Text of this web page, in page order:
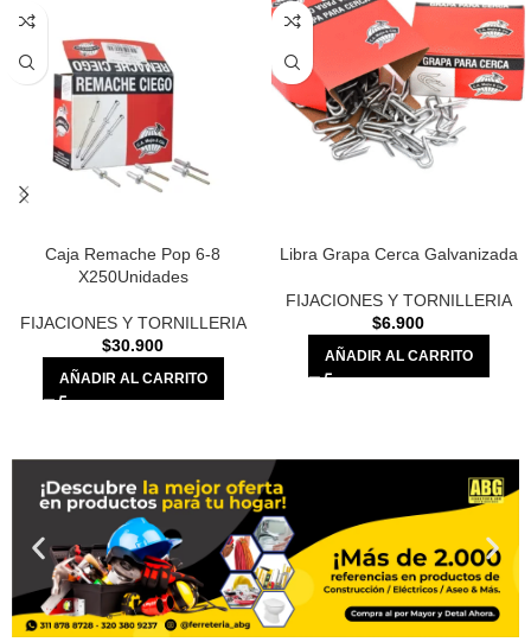
Caja Remache Pop 6-8
X250Unidades
FIJACIONES Y TORNILLERIA
$30.900
AÑADIR AL CARRITO
Libra Grapa Cerca Galvanizada
FIJACIONES Y TORNILLERIA
$6.900
AÑADIR AL CARRITO